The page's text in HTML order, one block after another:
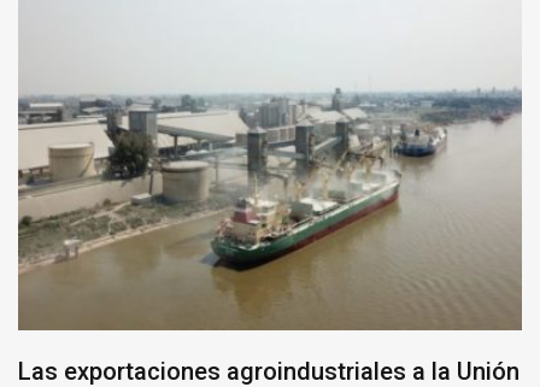
Las exportaciones agroindustriales a la Unión